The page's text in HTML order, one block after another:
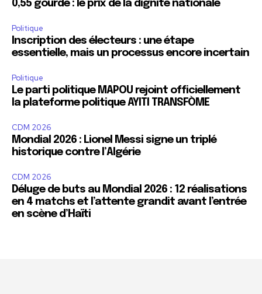
0,55 gourde : le prix de la dignité nationale
Politique
Inscription des électeurs : une étape
essentielle, mais un processus encore incertain
Politique
Le parti politique MAPOU rejoint officiellement
la plateforme politique AYITI TRANSFÒME
CDM 2026
Mondial 2026 : Lionel Messi signe un triplé
historique contre l’Algérie
CDM 2026
Déluge de buts au Mondial 2026 : 12 réalisations
en 4 matchs et l’attente grandit avant l’entrée
en scène d’Haïti